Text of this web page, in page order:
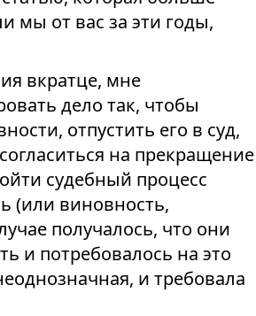
мы от вас за эти годы,
вкратце, мне
дело так, чтобы
отпустить его в суд,
на прекращение
судебный процесс
(или виновность,
получалось, что они
и потребовалось на это
и требовала